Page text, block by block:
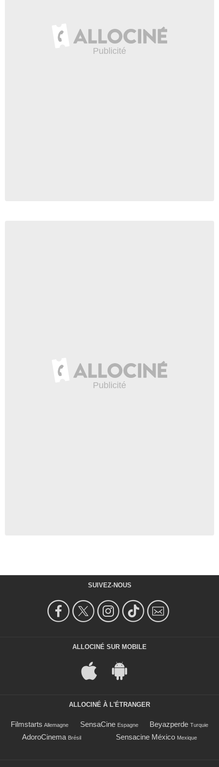
SUIVEZ-NOUS
ALLOCINÉ SUR MOBILE
ALLOCINÉ À L'ÉTRANGER
Filmstarts Allemagne SensaCine Espagne Beyazperde Turquie
AdoroCinema Brésil Sensacine México Mexique